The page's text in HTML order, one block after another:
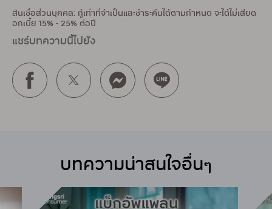
สินเชื่อส่วนบุคคล: กู้เท่าที่จำเป็นและชำระคืนได้ตามกำหนด จะได้ไม่เสียด
อกเบี้ย 15% - 25% ต่อปี
แชร์บทความนี้ไปยัง
บทความน่าสนใจอื่นๆ